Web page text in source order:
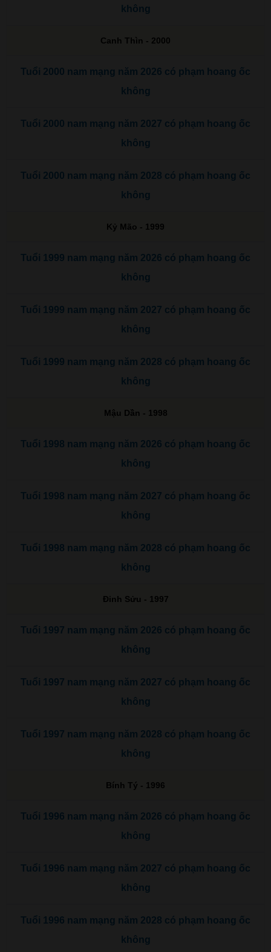
không
Canh Thìn - 2000
Tuổi 2000 nam mạng năm 2026 có phạm hoang ốc
không
Tuổi 2000 nam mạng năm 2027 có phạm hoang ốc
không
Tuổi 2000 nam mạng năm 2028 có phạm hoang ốc
không
Kỷ Mão - 1999
Tuổi 1999 nam mạng năm 2026 có phạm hoang ốc
không
Tuổi 1999 nam mạng năm 2027 có phạm hoang ốc
không
Tuổi 1999 nam mạng năm 2028 có phạm hoang ốc
không
Mậu Dần - 1998
Tuổi 1998 nam mạng năm 2026 có phạm hoang ốc
không
Tuổi 1998 nam mạng năm 2027 có phạm hoang ốc
không
Tuổi 1998 nam mạng năm 2028 có phạm hoang ốc
không
Đinh Sửu - 1997
Tuổi 1997 nam mạng năm 2026 có phạm hoang ốc
không
Tuổi 1997 nam mạng năm 2027 có phạm hoang ốc
không
Tuổi 1997 nam mạng năm 2028 có phạm hoang ốc
không
Bính Tý - 1996
Tuổi 1996 nam mạng năm 2026 có phạm hoang ốc
không
Tuổi 1996 nam mạng năm 2027 có phạm hoang ốc
không
Tuổi 1996 nam mạng năm 2028 có phạm hoang ốc
không